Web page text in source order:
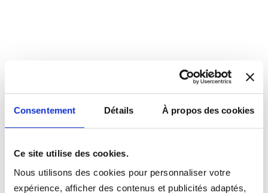
Consentement Détails À propos des cookies
Ce site utilise des cookies.
Nous utilisons des cookies pour personnaliser votre
expérience, afficher des contenus et publicités adaptés,